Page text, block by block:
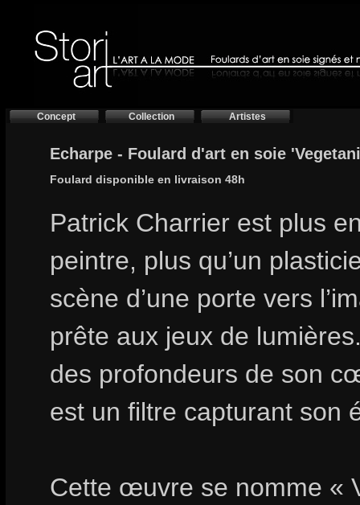
Concept Collection Artistes
Echarpe - Foulard d'art en soie
Foulard disponible en livraison 48h
Patrick Charrier est plus
peintre, plus qu’un
scène d’une porte vers
prête aux jeux de
des profondeurs de son
est un filtre capturant son
Cette œuvre se nomme «